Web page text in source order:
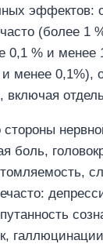
эффектов:
(более 1
0,1 % и менее
менее 0,1%),
включая
боль,